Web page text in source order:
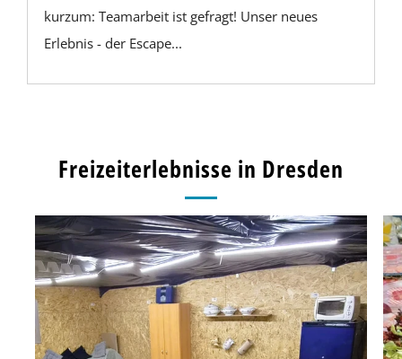
kurzum: Teamarbeit ist gefragt! Unser neues
Erlebnis - der Escape...
Freizeiterlebnisse in Dresden